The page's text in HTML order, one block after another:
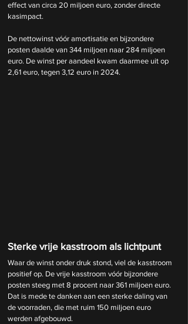
effect van circa 20 miljoen euro, zonder directe
kasimpact.
De nettowinst vóór amortisatie en bijzondere
posten daalde van 344 miljoen naar 284 miljoen
euro. De winst per aandeel kwam daarmee uit op
2,61 euro, tegen 3,12 euro in 2024.
Sterke vrije kasstroom als lichtpunt
Waar de winst onder druk stond, viel de kasstroom
positief op. De vrije kasstroom vóór bijzondere
posten steeg met 8 procent naar 361 miljoen euro.
Dat is mede te danken aan een sterke daling van
de voorraden, die met ruim 150 miljoen euro
werden afgebouwd.